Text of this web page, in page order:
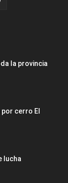
la provincia
por cerro El
lucha